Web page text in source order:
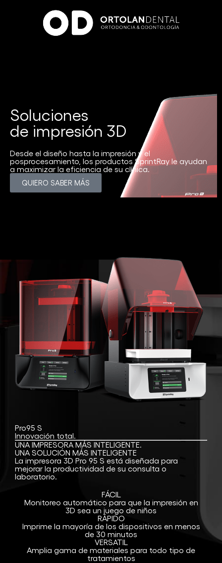
Soluciones
de impresión 3D
Desde el diseño hasta la impresión y el
posprocesamiento, los productos SprintRay le ayudan
a maximizar la eficiencia de su clínica.
QUIERO SABER MÁS
Pro95 S
Innovación total.
UNA IMPRESORA MÁS INTELIGENTE.
UNA SOLUCIÓN MÁS INTELIGENTE
La impresora 3D Pro 95 S está diseñada para
mejorar la productividad de su consulta o
laboratorio.
FÁCIL
Monitoreo automático para que la impresión en
3D sea un juego de niños
RÁPIDO
Imprime la mayoría de los dispositivos en menos
de 30 minutos
VERSATIL
Amplia gama de materiales para todo tipo de
tratamientos